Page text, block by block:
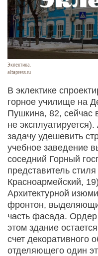
Эклектика.
altapress.ru
В эклектике
горное училище на
Пушкина, 82, сейчас
не
задачу удешевить
учебное заведение
соседний Горный
представитель
Красноармейский,
Архитектурной
фронтон,
часть фасада. Ордер
этом здание
счет декоративного
отделяющего один